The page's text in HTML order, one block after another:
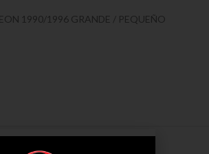
1990/1996 GRANDE / PEQUEÑO